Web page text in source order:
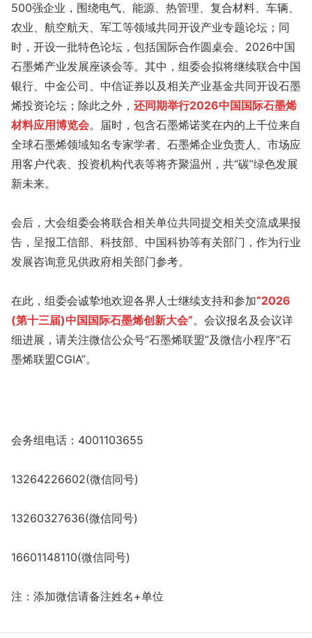
500强企业，围绕电气、能源、热管理、复合材料、车辆、
农业、航空航天、军工等领域共同开设产业专题论坛；同
时，开设一批特色论坛，包括国际合作圆桌会、2026中国
石墨烯产业发展座谈会等。其中，组委会拟将继续联合中国
银行、中金公司、中信证券以及相关产业基金共同开设石墨
烯投资论坛；除此之外， 还同期举行2026中国国际石墨烯
材料应用博览会。届时，包含石墨烯诺奖在内的上千位来自
全球石墨烯领域知名专家学者、石墨烯企业负责人、市场应
用客户代表、投资机构代表等将齐聚温州，共“碳”绿色发展
新未来。
会后，大会组委会将联合相关单位共同提交相关交流成果报
告，呈报工信部、科技部、中国科协等有关部门，作为行业
发展咨询意见供政府相关部门参考。
在此，组委会诚挚地欢迎各界人士继续支持和参加“2026
(第十三届)中国国际石墨烯创新大会”。会议报名及会议详
细进展，请关注微信公众号“石墨烯联盟”及微信小程序“石
墨烯联盟CGIA”。
会务组电话：4001103655
13264226602(微信同号)
13260327636(微信同号)
16601148110(微信同号)
注：添加微信请备注姓名+单位